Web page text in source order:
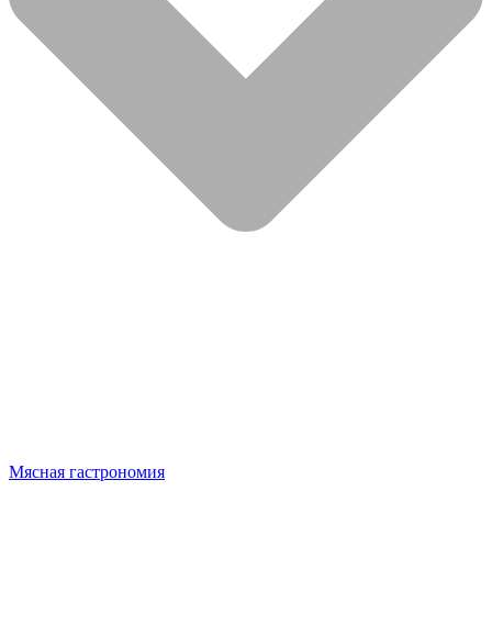
Мясная гастрономия